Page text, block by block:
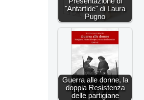
"Antartide" di Laura
Pugno
Guerra alle donne, la
doppia Resistenza
delle partigiane